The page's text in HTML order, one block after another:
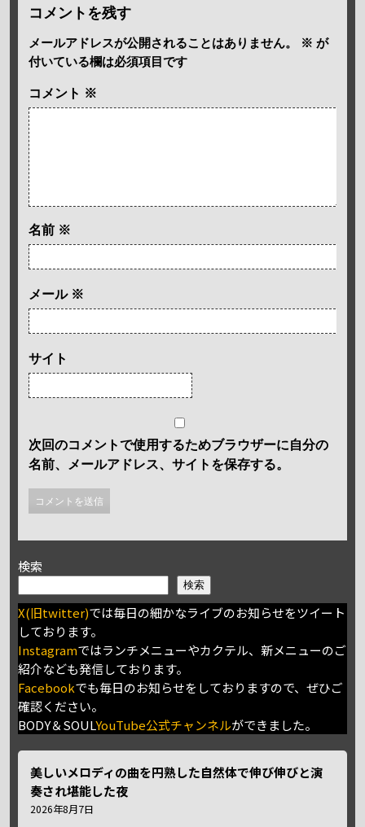
コメントを残す
メールアドレスが公開されることはありません。 ※ が
付いている欄は必須項目です
コメント ※
名前 ※
メール ※
サイト
次回のコメントで使用するためブラウザーに自分の
名前、メールアドレス、サイトを保存する。
検索
検索
X(旧twitter)では毎日の細かなライブのお知らせをツイート
しております。
Instagramではランチメニューやカクテル、新メニューのご
紹介なども発信しております。
Facebookでも毎日のお知らせをしておりますので、ぜひご
確認ください。
BODY＆SOULYouTube公式チャンネルができました。
美しいメロディの曲を円熟した自然体で伸び伸びと演
奏され堪能した夜
2026年8月7日